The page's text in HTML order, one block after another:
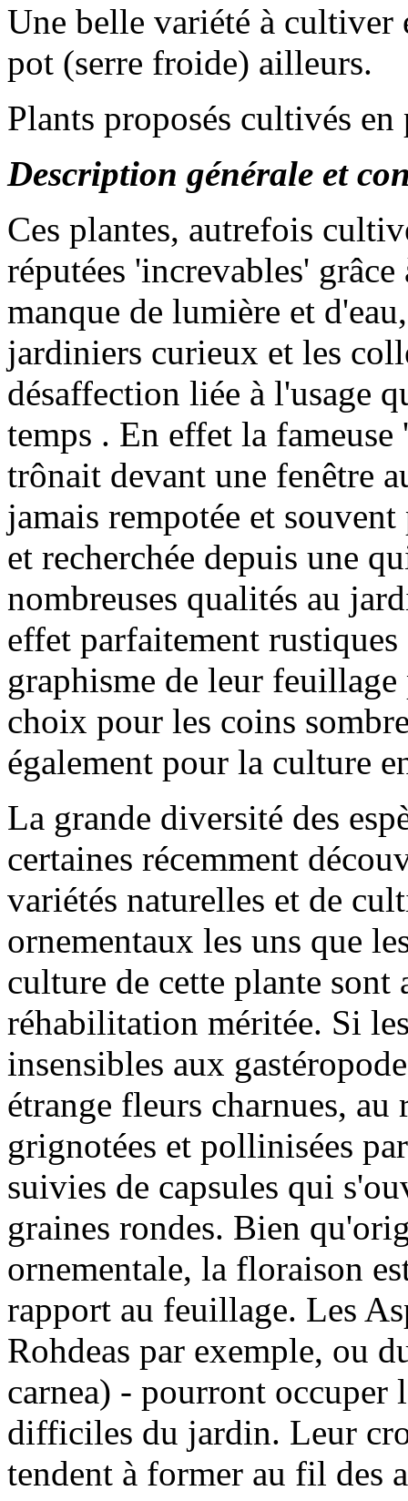
Une belle variété à
pot (serre froide) ailleurs.
Plants proposés cultivés
Description générale et
Ces plantes, autrefois
réputées 'increvables'
manque de lumière et
jardiniers curieux et les
désaffection liée à l'usage
temps . En effet la
trônait devant une fenêtre
jamais rempotée et
et recherchée depuis une
nombreuses qualités au
effet parfaitement
graphisme de leur
choix pour les coins
également pour la culture
La grande diversité des
certaines récemment
variétés naturelles et de
ornementaux les uns que
culture de cette plante sont
réhabilitation méritée. Si
insensibles aux
étrange fleurs charnues,
grignotées et pollinisées
suivies de capsules qui
graines rondes. Bien
ornementale, la floraison
rapport au feuillage. Les
Rohdeas par exemple, ou
carnea) - pourront occuper
difficiles du jardin. Leur
tendent à former au fil des